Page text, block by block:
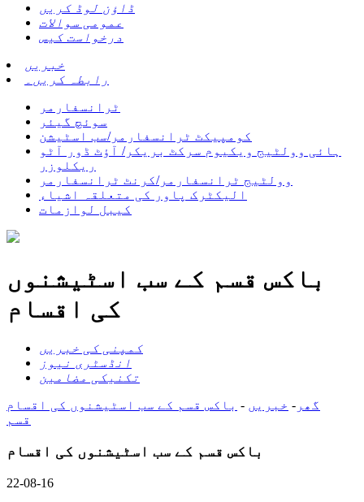
ڈاؤن لوڈ کریں
عمومی سوالات
درخواست کیس
خبریں
رابطہ کریں۔
ٹرانسفارمر
سوئچ گیئر
کومپیکٹ ٹرانسفارمر/سب اسٹیشن
ہائی وولٹیج ویکیوم سرکٹ بریکر/ آؤٹ ڈور آٹو
ریکلوزر
وولٹیج ٹرانسفارمر/کرنٹ ٹرانسفارمر
الیکٹرک پاور کی متعلقہ اشیاء
کیبل لوازمات
باکس قسم کے سب اسٹیشنوں
کی اقسام
کمپنی کی خبریں
انڈسٹری نیوز
تکنیکی مضامین
گھر - خبریں - باکس قسم کے سب اسٹیشنوں کی اقسام
قسم
باکس قسم کے سب اسٹیشنوں کی اقسام
22-08-16